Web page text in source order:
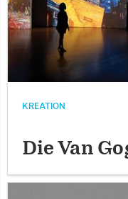
KREATION
Die Van